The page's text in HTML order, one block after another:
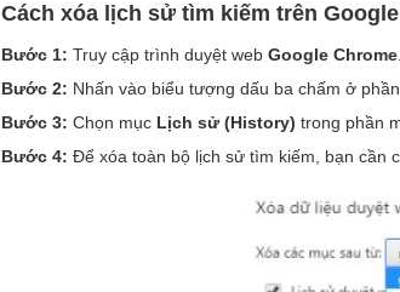
Cách xóa lịch sử tìm kiếm trên
Bước 1: Truy cập trình duyệt web Google Chrome.
Bước 2: Nhấn vào biểu tượng dấu ba chấm ở
Bước 3: Chọn mục Lịch sử (History) trong phần
Bước 4: Để xóa toàn bộ lịch sử tìm kiếm, bạn cần